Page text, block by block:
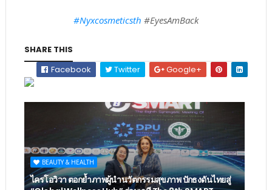
#Nyxcosmeticsth #EyesAmBack
SHARE THIS
Facebook
Twitter Google+
BEAUTY & HEALTH
ไครโอวิวา ตอกย้ำภาพผู้นำนวัตกรรมสุขภาพ ปักธงดันไทยสู่